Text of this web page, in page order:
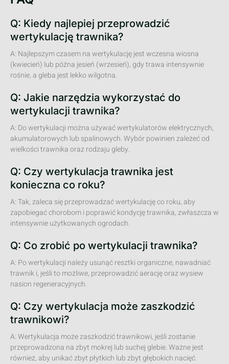
Q: Kiedy najlepiej przeprowadzić
wertykulację trawnika?
A: Najlepszym czasem na wertykulację jest wczesna wiosna
(kwiecień) lub późna jesień (wrzesień), gdy trawa intensywnie
rośnie, a gleba jest lekko wilgotna.
Q: Jakie narzędzia wykorzystać do
wertykulacji trawnika?
A: Do wertykulacji można używać wertykulatorów elektrycznych,
akumulatorowych lub spalinowych. Wybór powinien zależeć od
wielkości trawnika oraz rodzaju gleby.
Q: Czy wertykulacja trawnika jest
konieczna co roku?
A: Tak, zaleca się przeprowadzać wertykulację co roku, aby
zapobiegać chorobom i poprawić kondycję trawnika, zwłaszcza w
intensywnie użytkowanych ogrodach.
Q: Co zrobić po wertykulacji trawnika?
A: Po wertykulacji należy usunąć resztki organiczne, nawadniać
trawnik i, jeśli to możliwe, przeprowadzić aerację oraz wysiew
nasion regeneracyjnych.
Q: Czy wertykulacja może zaszkodzić
trawnikowi?
A: Wertykulacja może zaszkodzić trawnikowi, jeśli zostanie
przeprowadzona na zbyt mokrej lub suchej glebie. Ważne jest
również, aby unikać zbyt płytkich lub zbyt głębokich nacięć.